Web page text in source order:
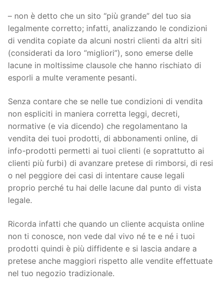
– non è detto che un sito “più grande” del tuo sia
legalmente corretto; infatti, analizzando le condizioni
di vendita copiate da alcuni nostri clienti da altri siti
(considerati da loro “migliori”), sono emerse delle
lacune in moltissime clausole che hanno rischiato di
esporli a multe veramente pesanti.
Senza contare che se nelle tue condizioni di vendita
non espliciti in maniera corretta leggi, decreti,
normative (e via dicendo) che regolamentano la
vendita dei tuoi prodotti, di abbonamenti online, di
info-prodotti permetti ai tuoi clienti (e soprattutto ai
clienti più furbi) di avanzare pretese di rimborsi, di resi
o nel peggiore dei casi di intentare cause legali
proprio perché tu hai delle lacune dal punto di vista
legale.
Ricorda infatti che quando un cliente acquista online
non ti conosce, non vede dal vivo né te e né i tuoi
prodotti quindi è più diffidente e si lascia andare a
pretese anche maggiori rispetto alle vendite effettuate
nel tuo negozio tradizionale.